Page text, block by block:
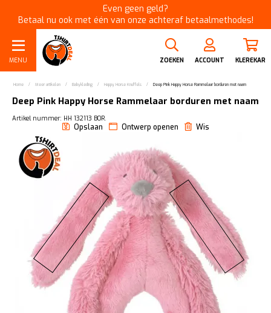
Even geen geld?
Betaal nu ook met één van onze achteraf betaalmethodes!
MENU ZOEKEN ACCOUNT KLEREKAR
Home / Meer artikelen / Babykleding / Happy Horse Knuffels / Deep Pink Happy Horse Rammelaar borduren met naam
Deep Pink Happy Horse Rammelaar borduren met naam
Artikel nummer: HH 132113 BOR.
Opslaan Ontwerp openen Wis